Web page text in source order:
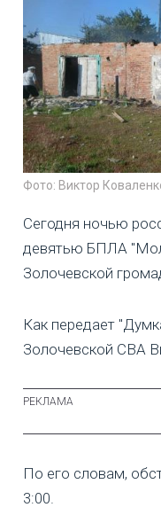
Фото: Виктор
Сегодня ночью
девятью БПЛА
Золочевской
Как передает
Золочевской СВА
По его словам,
3:00.